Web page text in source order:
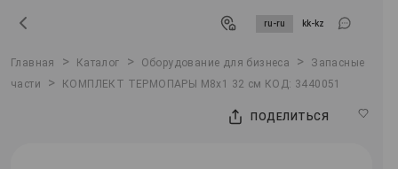
ru-ru kk-kz
Главная > Каталог > Оборудование для бизнеса >
Запасные
части
> КОМПЛЕКТ ТЕРМОПАРЫ М8х1 32 см КОД: 3440051
ПОДЕЛИТЬСЯ